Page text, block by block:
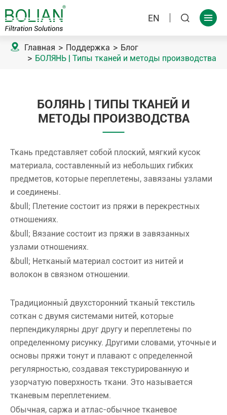
EN  
 Главная Поддержка
Блог
БОЛЯНЬ | Типы тканей и методы производства
БОЛЯНЬ | ТИПЫ ТКАНЕЙ И
МЕТОДЫ ПРОИЗВОДСТВА
Ткань представляет собой плоский, мягкий кусок
материала, составленный из небольших гибких
предметов, которые переплетены, завязаны узлами
и соединены.
&bull; Плетение состоит из пряжи в перекрестных
отношениях.
&bull; Вязание состоит из пряжи в завязанных
узлами отношениях.
&bull; Нетканый материал состоит из нитей и
волокон в связном отношении.
Традиционный двухсторонний тканый текстиль
соткан с двумя системами нитей, которые
перпендикулярны друг другу и переплетены по
определенному рисунку. Другими словами, уточные и
основы пряжи тонут и плавают с определенной
регулярностью, создавая текстурированную и
узорчатую поверхность ткани. Это называется
тканевым переплетением.
Обычная, саржа и атлас-обычное тканевое